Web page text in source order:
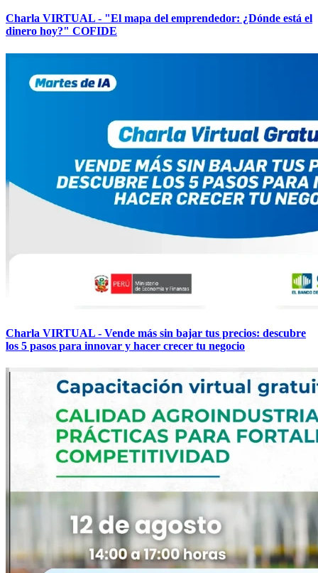
Charla VIRTUAL - "El mapa del emprendedor: ¿Dónde está el
dinero hoy?" COFIDE
Charla VIRTUAL - Vende más sin bajar tus precios: descubre
los 5 pasos para innovar y hacer crecer tu negocio